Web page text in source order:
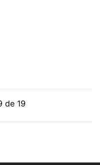
de 19